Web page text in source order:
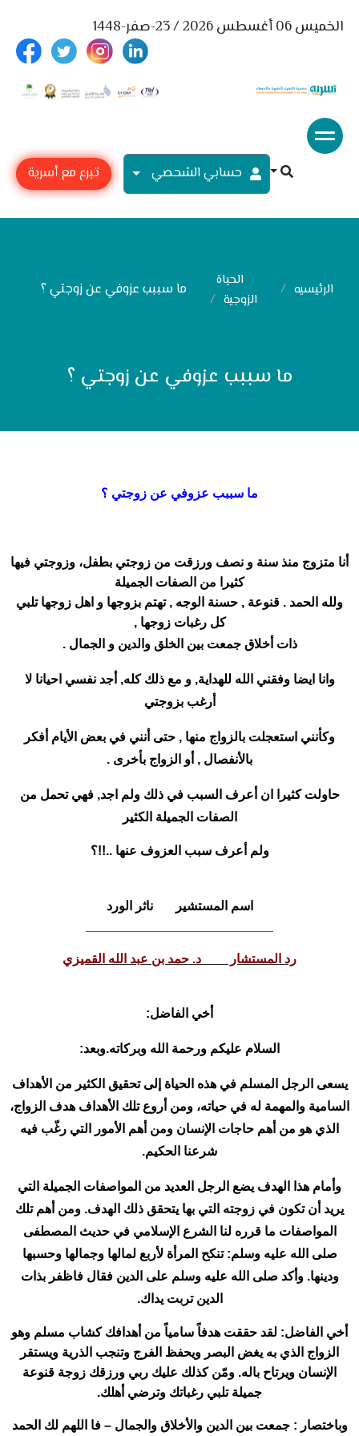
الخميس 06 أغسطس 2026 / 23-صفر-1448
حسابي الشحصي تبرع مع أسرية
الرئيسيه
الحياة
الزوجية
ما سببب عزوفي عن زوجتي ؟
ما سببب عزوفي عن زوجتي ؟
ما سببب عزوفي عن زوجتي ؟
أنا متزوج منذ سنة و نصف ورزقت من زوجتي بطفل، وزوجتي فيها
كثيرا من الصفات الجميلة
ولله الحمد . قنوعة , حسنة الوجه , تهتم بزوجها و اهل زوجهاتلبي
كل رغبات زوجها ,
ذات أخلاق جمعت بين الخلق والدين و الجمال .
وانا ايضا وفقني الله للهداية, و مع ذلك كله, أجد نفسي احيانا لا
أرغب بزوجتي
وكأنني استعجلت بالزواج منها , حتى أنني في بعض الأيام أفكر
بالأنفصال , أو الزواج بأخرى .
حاولت كثيرا ان أعرف السبب في ذلك ولم اجد, فهي تحمل من
الصفات الجميلة الكثير
ولم أعرف سبب العزوف عنها ..!!؟
اسم المستشير ناثر الورد
رد المستشار د. حمد بن عبد الله القميزي
أخي الفاضل:
السلام عليكم ورحمة الله وبركاته.وبعد:
يسعى الرجل المسلم في هذه الحياة إلى تحقيق الكثير من الأهداف
السامية والمهمة له في حياته، ومن أروع تلك الأهداف هدف الزواج،
الذي هو من أهم حاجات الإنسان ومن أهم الأمور التي رغّب فيه
شرعنا الحكيم.
وأمام هذا الهدف يضع الرجل العديد من المواصفات الجميلة التي
يريد أن تكون في زوجته التي بها يتحقق ذلك الهدف. ومن أهم تلك
المواصفات ما قرره لنا الشرع الإسلامي في حديث المصطفى
صلى الله عليه وسلم: تنكح المرأة لأربع لمالها وجمالها وحسبها
ودينها. وأكد صلى الله عليه وسلم على الدين فقال فاظفر بذات
الدين تربت يداك.
أخي الفاضل: لقد حققت هدفاً سامياً من أهدافك كشاب مسلم وهو
الزواج الذي به يغض البصر ويحفظ الفرج وتنجب الذرية ويستقر
الإنسان ويرتاح باله. ومّن كذلك عليك ربي ورزقك زوجة قنوعة
جميلة تلبي رغباتك وترضي أهلك.
وباختصار : جمعت بين الدين والأخلاق والجمال – فا اللهم لك الحمد